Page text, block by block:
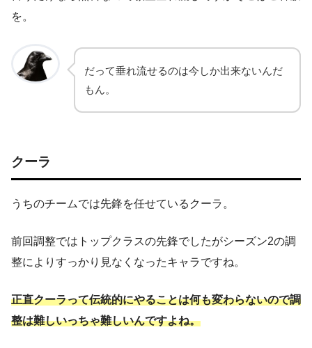
を。
だって垂れ流せるのは今しか出来ないんだ
もん。
クーラ
うちのチームでは先鋒を任せているクーラ。
前回調整ではトップクラスの先鋒でしたがシーズン2の調
整によりすっかり見なくなったキャラですね。
正直クーラって伝統的にやることは何も変わらないので調
整は難しいっちゃ難しいんですよね。